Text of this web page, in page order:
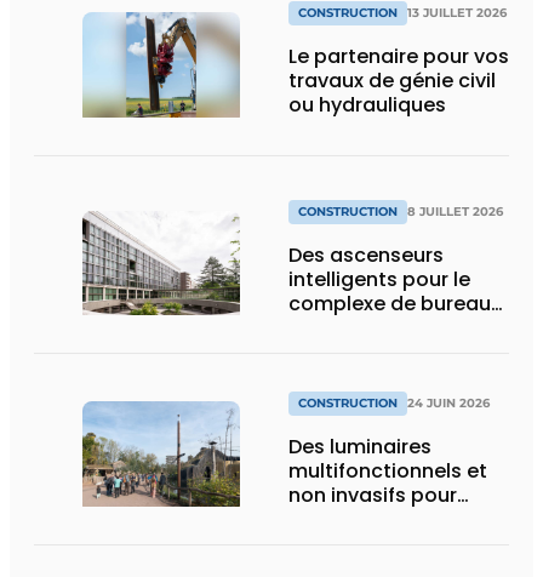
CONSTRUCTION 13 JUILLET 2026
Le partenaire pour vos
travaux de génie civil
ou hydrauliques
CONSTRUCTION 8 JUILLET 2026
Des ascenseurs
intelligents pour le
complexe de bureaux
CONSTRUCTION 24 JUIN 2026
Des luminaires
multifonctionnels et
non invasifs pour